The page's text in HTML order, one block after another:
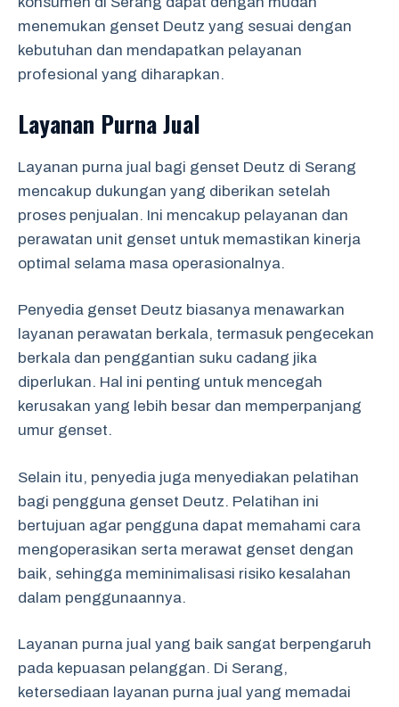
menemukan genset Deutz yang sesuai dengan
kebutuhan dan mendapatkan pelayanan
profesional yang diharapkan.
Layanan Purna Jual
Layanan purna jual bagi genset Deutz di Serang
mencakup dukungan yang diberikan setelah
proses penjualan. Ini mencakup pelayanan dan
perawatan unit genset untuk memastikan kinerja
optimal selama masa operasionalnya.
Penyedia genset Deutz biasanya menawarkan
layanan perawatan berkala, termasuk pengecekan
berkala dan penggantian suku cadang jika
diperlukan. Hal ini penting untuk mencegah
kerusakan yang lebih besar dan memperpanjang
umur genset.
Selain itu, penyedia juga menyediakan pelatihan
bagi pengguna genset Deutz. Pelatihan ini
bertujuan agar pengguna dapat memahami cara
mengoperasikan serta merawat genset dengan
baik, sehingga meminimalisasi risiko kesalahan
dalam penggunaannya.
Layanan purna jual yang baik sangat berpengaruh
pada kepuasan pelanggan. Di Serang,
ketersediaan layanan purna jual yang memadai